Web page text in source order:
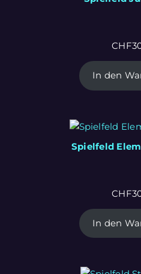
CHF
In den
Spielfeld
CHF
In den